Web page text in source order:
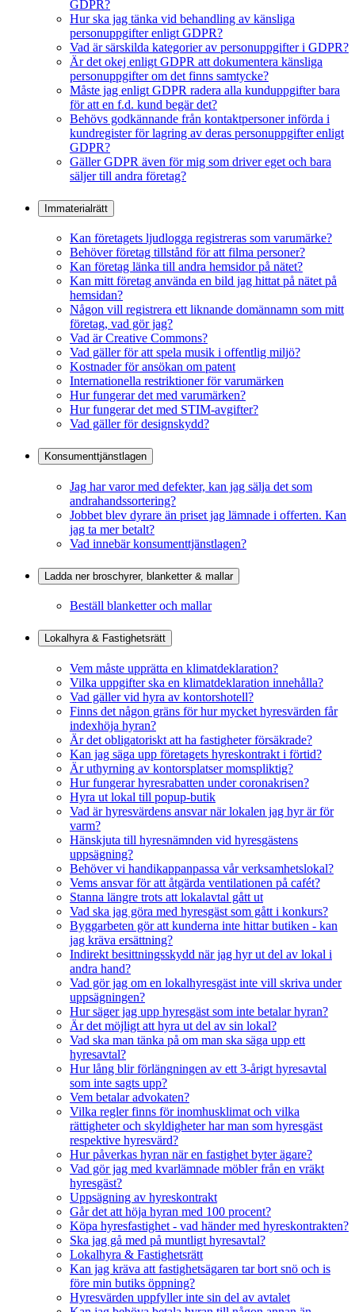
GDPR?
Hur ska jag tänka vid behandling av känsliga
personuppgifter enligt GDPR?
Vad är särskilda kategorier av personuppgifter i GDPR?
Är det okej enligt GDPR att dokumentera känsliga
personuppgifter om det finns samtycke?
Måste jag enligt GDPR radera alla kunduppgifter bara
för att en f.d. kund begär det?
Behövs godkännande från kontaktpersoner införda i
kundregister för lagring av deras personuppgifter enligt
GDPR?
Gäller GDPR även för mig som driver eget och bara
säljer till andra företag?
Immaterialrätt
Kan företagets ljudlogga registreras som varumärke?
Behöver företag tillstånd för att filma personer?
Kan företag länka till andra hemsidor på nätet?
Kan mitt företag använda en bild jag hittat på nätet på
hemsidan?
Någon vill registrera ett liknande domännamn som mitt
företag, vad gör jag?
Vad är Creative Commons?
Vad gäller för att spela musik i offentlig miljö?
Kostnader för ansökan om patent
Internationella restriktioner för varumärken
Hur fungerar det med varumärken?
Hur fungerar det med STIM-avgifter?
Vad gäller för designskydd?
Konsumenttjänstlagen
Jag har varor med defekter, kan jag sälja det som
andrahandssortering?
Jobbet blev dyrare än priset jag lämnade i offerten. Kan
jag ta mer betalt?
Vad innebär konsumenttjänstlagen?
Ladda ner broschyrer, blanketter & mallar
Beställ blanketter och mallar
Lokalhyra & Fastighetsrätt
Vem måste upprätta en klimatdeklaration?
Vilka uppgifter ska en klimatdeklaration innehålla?
Vad gäller vid hyra av kontorshotell?
Finns det någon gräns för hur mycket hyresvärden får
indexhöja hyran?
Är det obligatoriskt att ha fastigheter försäkrade?
Kan jag säga upp företagets hyreskontrakt i förtid?
Är uthyrning av kontorsplatser momspliktig?
Hur fungerar hyresrabatten under coronakrisen?
Hyra ut lokal till popup-butik
Vad är hyresvärdens ansvar när lokalen jag hyr är för
varm?
Hänskjuta till hyresnämnden vid hyresgästens
uppsägning?
Behöver vi handikappanpassa vår verksamhetslokal?
Vems ansvar för att åtgärda ventilationen på cafét?
Stanna längre trots att lokalavtal gått ut
Vad ska jag göra med hyresgäst som gått i konkurs?
Byggarbeten gör att kunderna inte hittar butiken - kan
jag kräva ersättning?
Indirekt besittningsskydd när jag hyr ut del av lokal i
andra hand?
Vad gör jag om en lokalhyresgäst inte vill skriva under
uppsägningen?
Hur säger jag upp hyresgäst som inte betalar hyran?
Är det möjligt att hyra ut del av sin lokal?
Vad ska man tänka på om man ska säga upp ett
hyresavtal?
Hur lång blir förlängningen av ett 3-årigt hyresavtal
som inte sagts upp?
Vem betalar advokaten?
Vilka regler finns för inomhusklimat och vilka
rättigheter och skyldigheter har man som hyresgäst
respektive hyresvärd?
Hur påverkas hyran när en fastighet byter ägare?
Vad gör jag med kvarlämnade möbler från en vräkt
hyresgäst?
Uppsägning av hyreskontrakt
Går det att höja hyran med 100 procent?
Köpa hyresfastighet - vad händer med hyreskontrakten?
Ska jag gå med på muntligt hyresavtal?
Lokalhyra & Fastighetsrätt
Kan jag kräva att fastighetsägaren tar bort snö och is
före min butiks öppning?
Hyresvärden uppfyller inte sin del av avtalet